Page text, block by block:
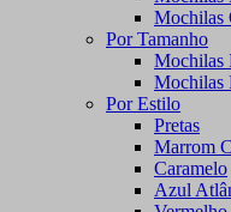
Mochilas
Por Tamanho
Mochilas
Mochilas
Por Estilo
Pretas
Marrom
Caramelo
Azul